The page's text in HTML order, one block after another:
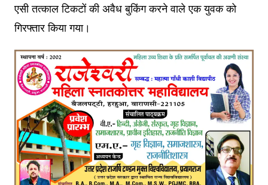
एसी तत्काल टिकटों की अवैध बुकिंग करने वाले एक युवक को
गिरफ्तार किया गया।